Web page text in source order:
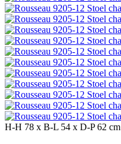
H-H 78 x B-L 54 x D-P62 cm